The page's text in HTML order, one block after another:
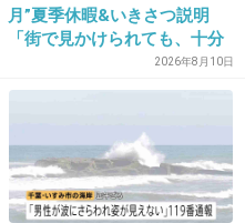
じゃない？
月”夏季休暇&いきさつ説明
「街で見かけられても、十分
なご配慮を」事務所が呼びか
け
2026年8月10日